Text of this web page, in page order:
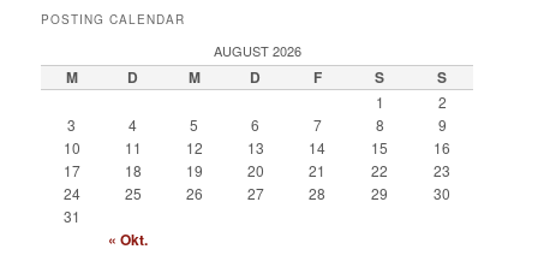
POSTING CALENDAR
AUGUST 2026
M D M D F S S
1
2
3
4 5 6 7 8
9
10
11 12 13 14 15
16
17
18 19 20 21 22
23
24
25 26 27 28 29
30
31
« Okt.